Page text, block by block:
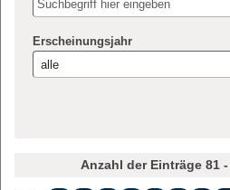
Erscheinungsjahr
Anzahl der Einträge 81